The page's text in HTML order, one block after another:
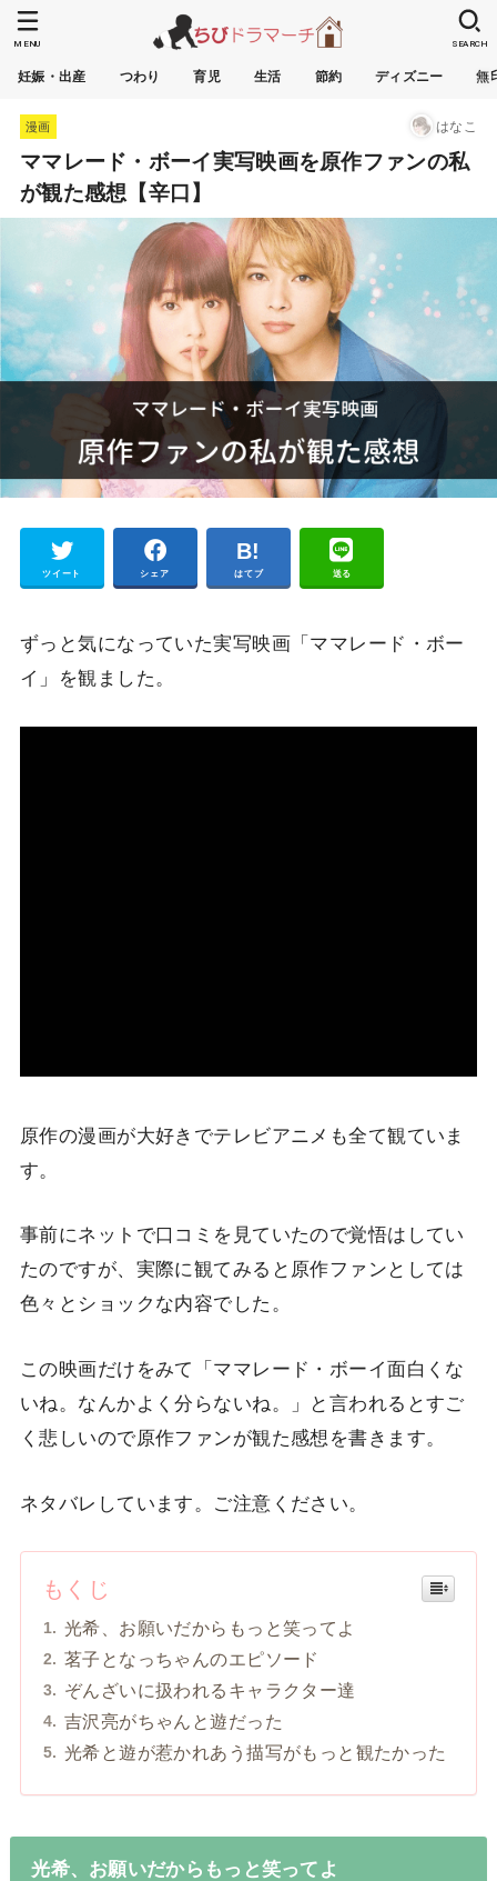
妊娠・出産 つわり 育児 生活 節約 ディズニー 無
SEARCH
MENU
漫画 はなこ
ママレード・ボーイ実写映画を原作ファンの私
が観た感想【辛口】
ツイート シェア はてブ 送る
ずっと気になっていた実写映画「ママレード・ボー
イ」を観ました。
原作の漫画が大好きでテレビアニメも全て観ていま
す。
事前にネットで口コミを見ていたので覚悟はしてい
たのですが、実際に観てみると原作ファンとしては
色々とショックな内容でした。
この映画だけをみて「ママレード・ボーイ面白くな
いね。なんかよく分らないね。」と言われるとすご
く悲しいので原作ファンが観た感想を書きます。
ネタバレしています。ご注意ください。
もくじ
光希、お願いだからもっと笑ってよ
茗子となっちゃんのエピソード
ぞんざいに扱われるキャラクター達
吉沢亮がちゃんと遊だった
光希と遊が惹かれあう描写がもっと観たかった
光希、お願いだからもっと笑ってよ